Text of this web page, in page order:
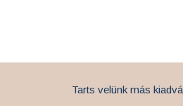
Tarts velünk más